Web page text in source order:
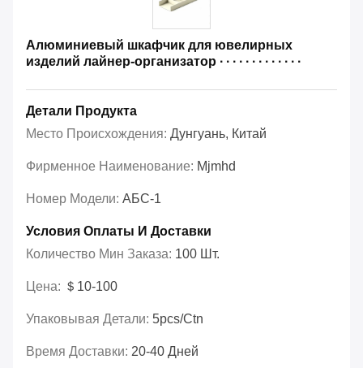
Алюминиевый шкафчик для ювелирных
изделий лайнер-организатор ∙ ∙ ∙ ∙ ∙ ∙ ∙ ∙ ∙ ∙ ∙ ∙ ∙
Детали Продукта
Место Происхождения: Дунгуань, Китай
Фирменное Наименование: Mjmhd
Номер Модели: АБС-1
Условия Оплаты И Доставки
Количество Мин Заказа: 100 Шт.
Цена: ＄10-100
Упаковывая Детали: 5pcs/ctn
Время Доставки: 20-40 Дней